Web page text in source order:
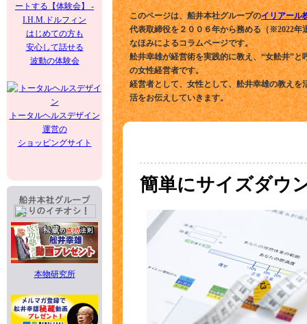
はじめての方も
安心して話せる
波動の体験会
トータルヘルスデザイン
運営の
ショッピングサイト
本物研究所
このページは、船井本社グループのイリアール
代表取締役を２００６年から務める（※2022年
なほみによるコラムページです。
舩井幸雄が経営術を実践的に教え、“女舩井”と
の女性経営者です。
経営者として、女性として、舩井幸雄の教えを
活をお伝えしていきます。
簡単にサイズダウ